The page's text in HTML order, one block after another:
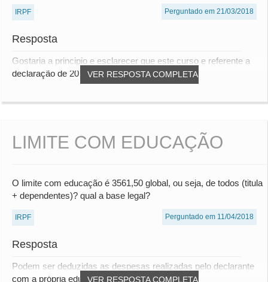
IRPF Perguntado em 21/03/2018
Resposta
VER RESPOSTA COMPLETA
Gostaria a principio e esclarecer que este curso e referente a
declaração de 2017, porém muito do co...
LIMITE COM EDUCAÇÃO
O limite com educação é 3561,50 global, ou seja, de todos (titula
+ dependentes)? qual a base legal?
IRPF Perguntado em 11/04/2018
Resposta
VER RESPOSTA COMPLETA
Podem ser deduzidas as despesas realizadas pelo declarante
com a própria educação, dos dependentes r...